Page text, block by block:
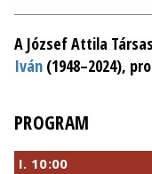
A József Attila
Iván (1948–2024),
PROGRAM
I. 10:00